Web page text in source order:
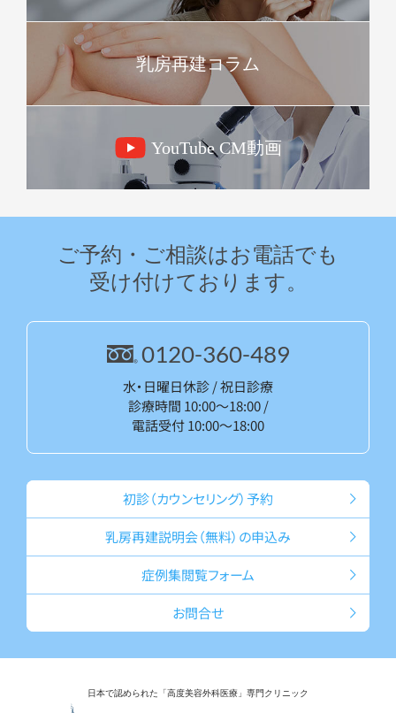
乳房再建コラム
YouTube CM動画
ご予約・ご相談はお電話でも
受け付けております。
0120-360-489
水・日曜日休診 / 祝日診療
診療時間 10:00～18:00 /
電話受付 10:00～18:00
初診（カウンセリング）予約
乳房再建説明会（無料）の申込み
症例集閲覧フォーム
お問合せ
日本で認められた「高度美容外科医療」専門クリニック